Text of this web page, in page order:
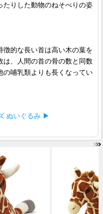
たりした動物のねそべりの姿
徴的な長い首は高い木の葉を
、人間の首の骨の数と同数
の哺乳類よりも長くなってい
ぬいぐるみ ▶